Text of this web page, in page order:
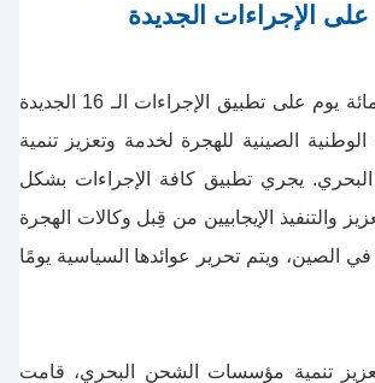
على الإجراءات الجديدة
25 سبتمبر، مرت مائة يوم على تطبيق الإجراءات الـ 16 الجديدة
الوطنية الصينية للهجرة لخدمة وتعزيز تنمية
يجري تطبيق كافة الإجراءات بشكل
والتنفيذ الإيجابيين من قِبل وكالات الهجرة
الصين، ويتم تحرير عوائدها السياسية يومًا
تنمية مؤسسات الشحن البحري، قامت